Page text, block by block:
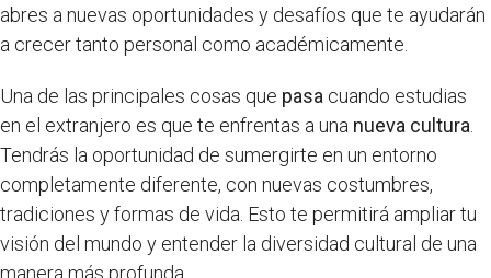
abres a nuevas oportunidades y desafíos que te ayudarán
a crecer tanto personal como académicamente.
Una de las principales cosas que pasa cuando estudias
en el extranjero es que te enfrentas a una nueva cultura
Tendrás la oportunidad de sumergirte en un entorno
completamente diferente, con nuevas costumbres,
tradiciones y formas de vida. Esto te permitirá ampliar tu
visión del mundo y entender la diversidad cultural de una
manera más profunda.